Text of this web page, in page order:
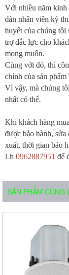
Với nhiều năm kinh
dàn nhân viên kỹ
huyết của chúng tôi
trợ đắc lực cho
mong muốn.
Cùng với đó, thì
chính của sản
Vì vậy, mà chúng
nhất có thể.
Khi khách hàng
được bảo hành, sửa
xuất, thời gian bảo
Lh 0962887951 để
SẢN PHẨM CÙNG